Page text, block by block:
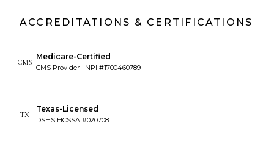
ACCREDITATIONS & CERTIFICATIONS
CMS
Medicare-Certified
CMS Provider · NPI #1700460789
TX
Texas-Licensed
DSHS HCSSA #020708